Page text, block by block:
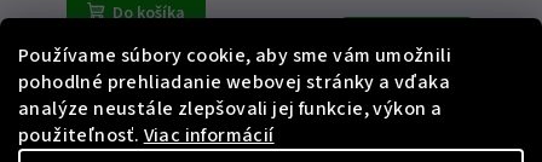
Používame súbory cookie, aby sme vám umožnili
pohodlné prehliadanie webovej stránky a vďaka
analýze neustále zlepšovali jej funkcie, výkon a
použiteľnosť. Viac informácií
Do košíka
Do košíka